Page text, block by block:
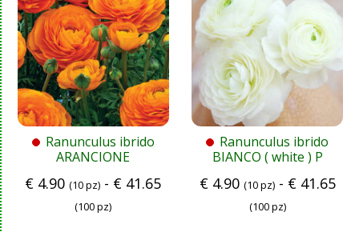
Ranunculus ibrido
ARANCIONE
€ 4.90 (10 pz) - € 41.65
(100 pz)
Ranunculus ibrido
BIANCO ( white ) P
€4.90 (10 pz)- €41.65
(100 pz)